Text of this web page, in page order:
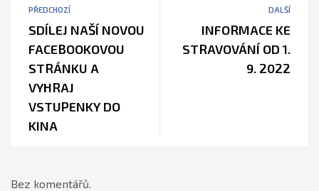
PŘEDCHOZÍ
SDÍLEJ NAŠÍ NOVOU
FACEBOOKOVOU
STRÁNKU A
VYHRAJ
VSTUPENKY DO
KINA
DALŠÍ
INFORMACE KE
STRAVOVÁNÍ OD 1.
9. 2022
Bez komentářů.